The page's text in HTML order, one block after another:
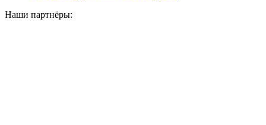
Наши партнёры: